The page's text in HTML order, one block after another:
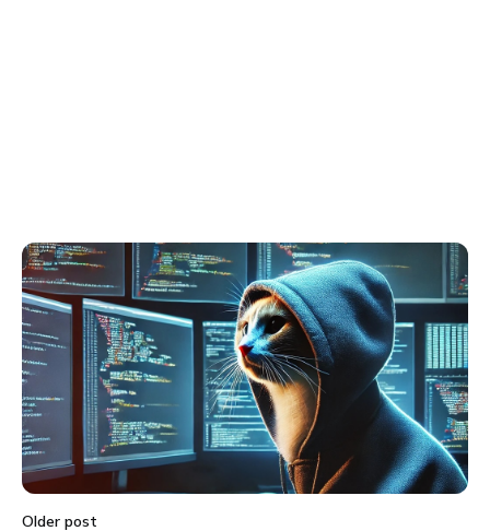
Older post